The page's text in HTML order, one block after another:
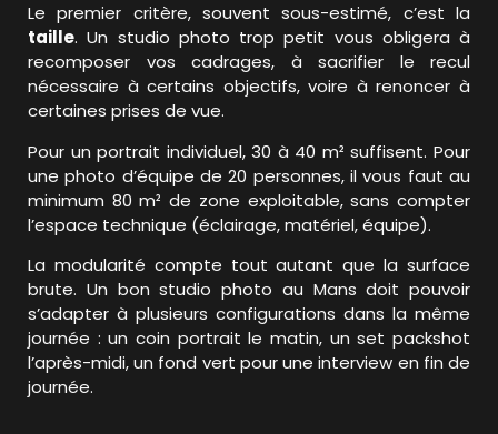
Le premier critère, souvent sous-estimé, c’est la
taille. Un studio photo trop petit vous obligera à
recomposer vos cadrages, à sacrifier le recul
nécessaire à certains objectifs, voire à renoncer à
certaines prises de vue.
Pour un portrait individuel, 30 à 40 m² suffisent. Pour
une photo d’équipe de 20 personnes, il vous faut au
minimum 80 m² de zone exploitable, sans compter
l’espace technique (éclairage, matériel, équipe).
La modularité compte tout autant que la surface
brute. Un bon studio photo au Mans doit pouvoir
s’adapter à plusieurs configurations dans la même
journée : un coin portrait le matin, un set packshot
l’après-midi, un fond vert pour une interview en fin de
journée.